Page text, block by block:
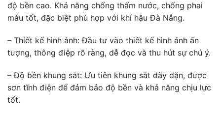
độ bền cao. Khả năng chống thấm nước, chống phai
màu tốt, đặc biệt phù hợp với khí hậu Đà Nẵng.
– Thiết kế hình ảnh: Đầu tư vào thiết kế hình ảnh ấn
tượng, thông điệp rõ ràng, dễ đọc và thu hút sự chú ý.
– Độ bền khung sắt: Ưu tiên khung sắt dày dặn, được
sơn tĩnh điện để đảm bảo độ bền và khả năng chịu lực
tốt.